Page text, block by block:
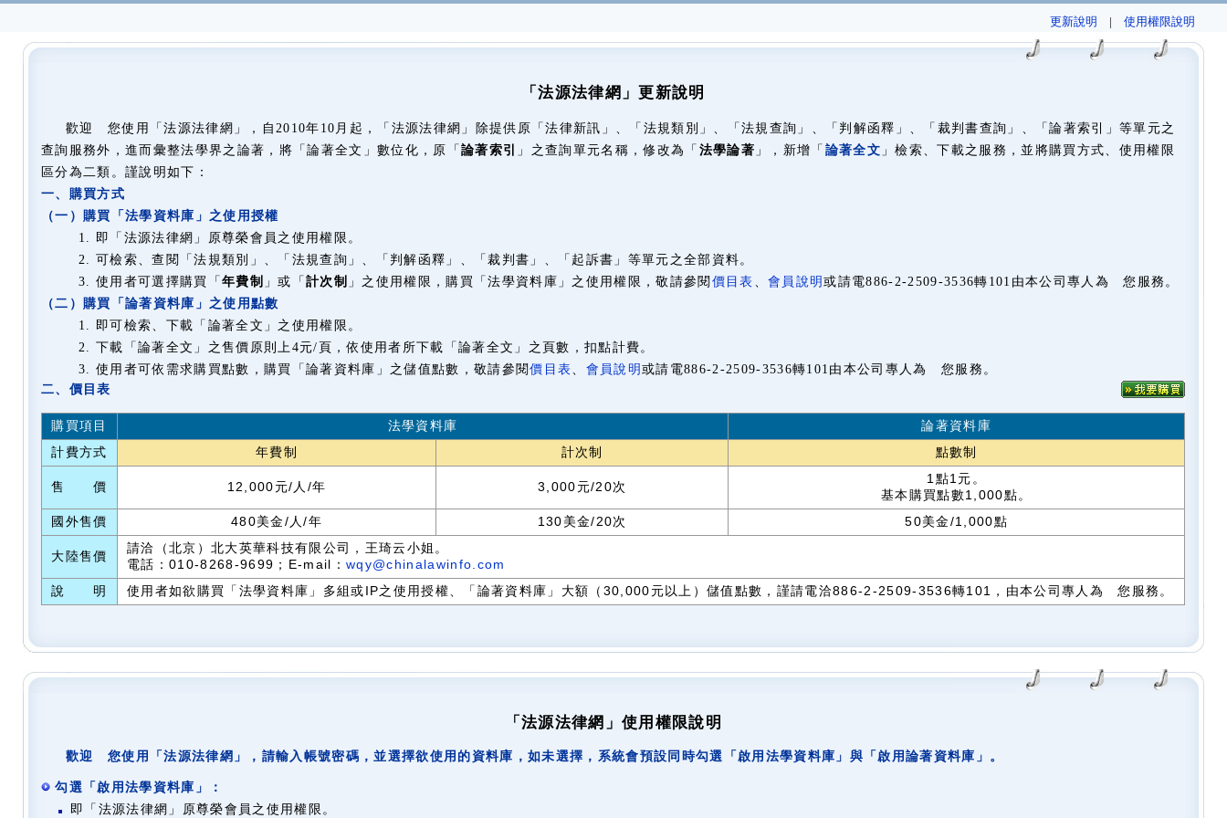
更新說明 | 使用權限說明
「法源法律網」更新說明
歡迎 您使用「法源法律網」，自2010年10月起，「法源法律網」除提供原「法律新訊」、「法規類別」、「法規查詢」、「判解函釋」、「裁判書查詢」、「論著索引」等單元之
查詢服務外，進而彙整法學界之論著，將「論著全文」數位化，原「論著索引 」之查詢單元名稱，修改為「 法學論著 」，新增「 論著全文 」檢索、下載之服務，並將購買方式、使用權限
區分為二類。謹說明如下：
一、購買方式
（一）購買「法學資料庫」之使用授權
1. 即「法源法律網」原尊榮會員之使用權限。
2.可檢索、查閱「法規類別」、「法規查詢」、「判解函釋」、「裁判書」、「起訴書」等單元之全部資料。
3.使用者可選擇購買「年費制 」或「計次制 」之使用權限，購買「法學資料庫」之使用權限，敬請參閱 價目表 、會員說明或請電886-2-2509-3536轉101由本公司專人為 您服務。
（二）購買「論著資料庫」之使用點數
1. 即可檢索、下載「論著全文」之使用權限。
2.下載「論著全文」之售價原則上4元/頁，依使用者所下載「論著全文」之頁數，扣點計費。
3.使用者可依需求購買點數，購買「論著資料庫」之儲值點數，敬請參閱價目表 、 會員說明或請電886-2-2509-3536轉101由本公司專人為 您服務。
二、價目表
購買項目 法學資料庫
論著資料庫
計費方式
年費制 計次制 點數制
售 價 12,000元/人/年 3,000元/20次
1點1元。
基本購買點數1,000點。
國外售價
480美金/人/年 130美金/20次 50美金/1,000點
大陸售價
請洽（北京）北大英華科技有限公司，王琦云小姐。
電話：010-8268-9699；E-mail：wqy@chinalawinfo.com
說 明
使用者如欲購買「法學資料庫」多組或IP之使用授權、「論著資料庫」大額（30,000元以上）儲值點數，謹請電洽886-2-2509-3536轉101，由本公司專人為 您服務。
「法源法律網」使用權限說明
歡迎 您使用「法源法律網」，請輸入帳號密碼，並選擇欲使用的資料庫，如未選擇，系統會預設同時勾選「啟用法學資料庫」與「啟用論著資料庫」。
勾選「啟用法學資料庫」：
即「法源法律網」原尊榮會員之使用權限。